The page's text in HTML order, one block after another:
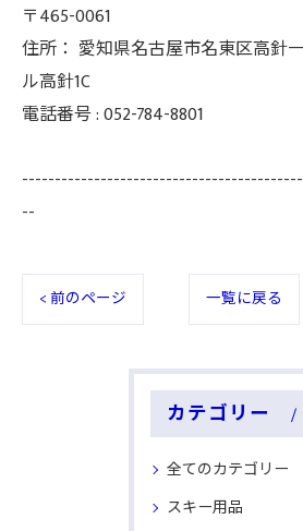
〒465-0061
住所： 愛知県名古屋市名東区高針
ル高針1C
電話番号 :052-784-8801
--
< 前のページ 一覧に戻る
カテゴリー
全てのカテゴリー
スキー用品